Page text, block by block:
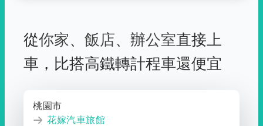
從你家、 飯店、 辦公室直接上
車， 比搭高鐵轉計程車還便宜
桃園市
花嫁汽車旅館